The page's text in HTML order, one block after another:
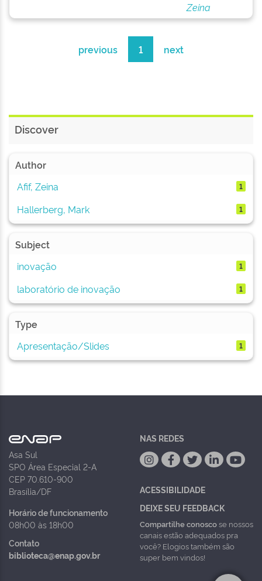
Zeina
previous 1 next
Discover
Author
Afif, Zeina
1
Hallerberg, Mark 1
Subject
inovação
1
laboratório de inovação 1
Type
Apresentação/Slides
1
Asa Sul
SPO Área Especial 2-A
CEP 70.610-900
Brasília/DF
Horário de funcionamento
08h00 às 18h00
Contato
biblioteca@enap.gov.br
NAS REDES
ACESSIBILIDADE
DEIXE SEU FEEDBACK
Compartilhe conoscose nossos
canais estão adequados pra
você? Elogios também são
super bem vindos!